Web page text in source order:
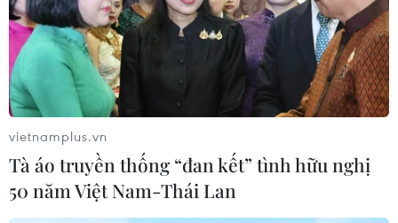
vietnamplus.vn
Tà áo truyền thống “đan kết” tình hữu nghị
50 năm Việt Nam-Thái Lan